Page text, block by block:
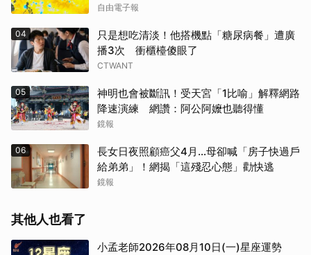
自由電子報
04
只是想吃清淡！他搭機點「糖尿病餐」遭廣
播3次 衝櫃檯傻眼了
CTWANT
05
神明也會被斷訊！受天宮「1比喻」解釋網路
降速演練 網讚：阿公阿嬤也聽得懂
鏡報
06
長女日夜照顧癌父4月…母卻喊「房子快過戶
給弟弟」！網揭「這殘忍心態」勸快逃
鏡報
其他人也看了
小孟老師2026年08月10日(一)星座運勢